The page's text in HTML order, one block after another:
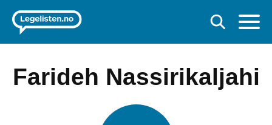
Farideh Nassirikaljahi